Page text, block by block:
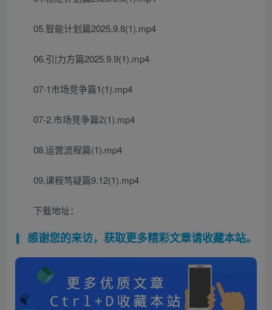
05.智能计划篇2025.9.8(1).mp4
06.引|力方篇2025.9.9(1).mp4
07-1市场竞争篇1(1).mp4
07-2.市场竞争篇2(1).mp4
08.运营流程篇(1).mp4
09,课程笃疑篇9.12(1).mp4
下载地址：
感谢您的来访，获取更多精彩文章请收藏本站。